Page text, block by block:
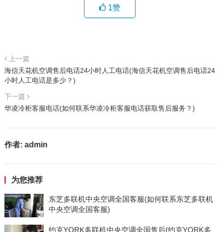
1赞
上一篇
海信天花机空调售后电话24小时人工电话(海信天花机空调售后电话24
小时人工电话是多少？)
下一篇
华凌冷柜客服电话(如何联系华凌冷柜客服电话获取售后服务？)
作者: admin
为您推荐
东芝多联机中央空调全国客服(如何联系东芝多联机
中央空调全国客服)
约克YORK多联机中央空调全国售后(约克YORK多